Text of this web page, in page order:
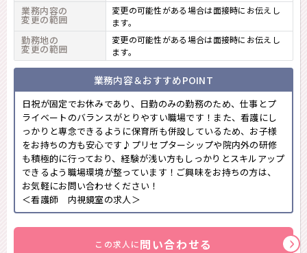
業務内容の
変更の範囲
変更の可能性がある場合は面接時にお伝えし
ます。
勤務地の
変更の範囲
変更の可能性がある場合は面接時にお伝えし
ます。
業務内容＆おすすめPOINT
日祝が固定でお休みであり、日勤のみの勤務のため、仕事とプ
ライベートのバランスがとりやすい職場です！また、看護にし
っかりと専念できるように保育所も併設しているため、お子様
をお持ちの方も安心です♪プリセプターシップや院内外の研修
も積極的に行っており、経験が浅い方もしっかりとスキルアップ
できるよう職場環境が整っています！ご興味をお持ちの方は、
お気軽にお問い合わせください！
＜看護師 内視鏡室の求人＞
この求人に問い合わせる